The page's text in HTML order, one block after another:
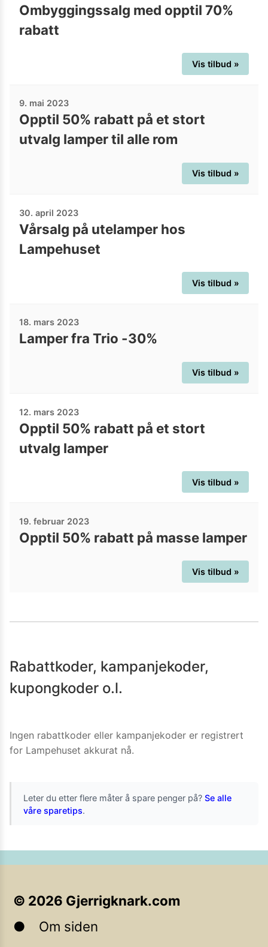
Ombyggingssalg med opptil 70%
rabatt
Vis tilbud »
9. mai 2023
Opptil 50% rabatt på et stort
utvalg lamper til alle rom
Vis tilbud »
30. april 2023
Vårsalg på utelamper hos
Lampehuset
Vis tilbud »
18. mars 2023
Lamper fra Trio -30%
Vis tilbud »
12. mars 2023
Opptil 50% rabatt på et stort
utvalg lamper
Vis tilbud »
19. februar 2023
Opptil 50% rabatt på masse lamper
Vis tilbud »
Rabattkoder, kampanjekoder,
kupongkoder o.l.
Ingen rabattkoder eller kampanjekoder er registrert
for Lampehuset akkurat nå.
Leter du etter flere måter å spare penger på? Se alle
våre sparetips.
© 2026 Gjerrigknark.com
Om siden